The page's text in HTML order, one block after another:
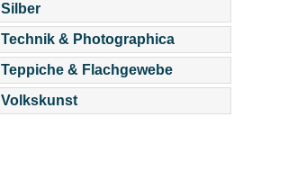
Silber
Technik & Photographica
Teppiche & Flachgewebe
Volkskunst